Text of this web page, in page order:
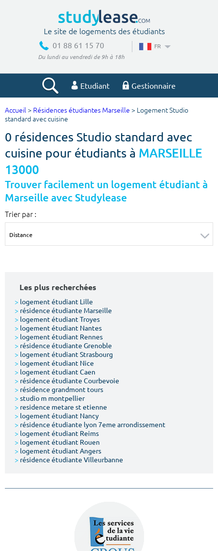
Le site de logements des étudiants
01 88 61 15 70
Du lundi au vendredi de 9h à 18h
FR
Etudiant Gestionnaire
Votre recherche
Ville, école
Budget min
€
Budget max
m² m²
Votre date d'entrée
Chercher
Accueil > Résidences étudiantes Marseille > Logement Studio
standard avec cuisine
0 résidences Studio standard avec
cuisine pour étudiants à MARSEILLE
13000
Trouver facilement un logement étudiant à
Marseille avec Studylease
Trier par :
Les plus recherchées
> logement étudiant Lille
> résidence étudiante Marseille
> logement étudiant Troyes
> logement étudiant Nantes
> logement étudiant Rennes
> résidence étudiante Grenoble
> logement étudiant Strasbourg
> logement étudiant Nice
> logement étudiant Caen
> résidence étudiante Courbevoie
> résidence grandmont tours
> studio m montpellier
> residence metare st etienne
> logement étudiant Nancy
> résidence étudiante lyon 7eme arrondissement
> logement étudiant Reims
> logement étudiant Rouen
> logement étudiant Angers
> résidence étudiante Villeurbanne